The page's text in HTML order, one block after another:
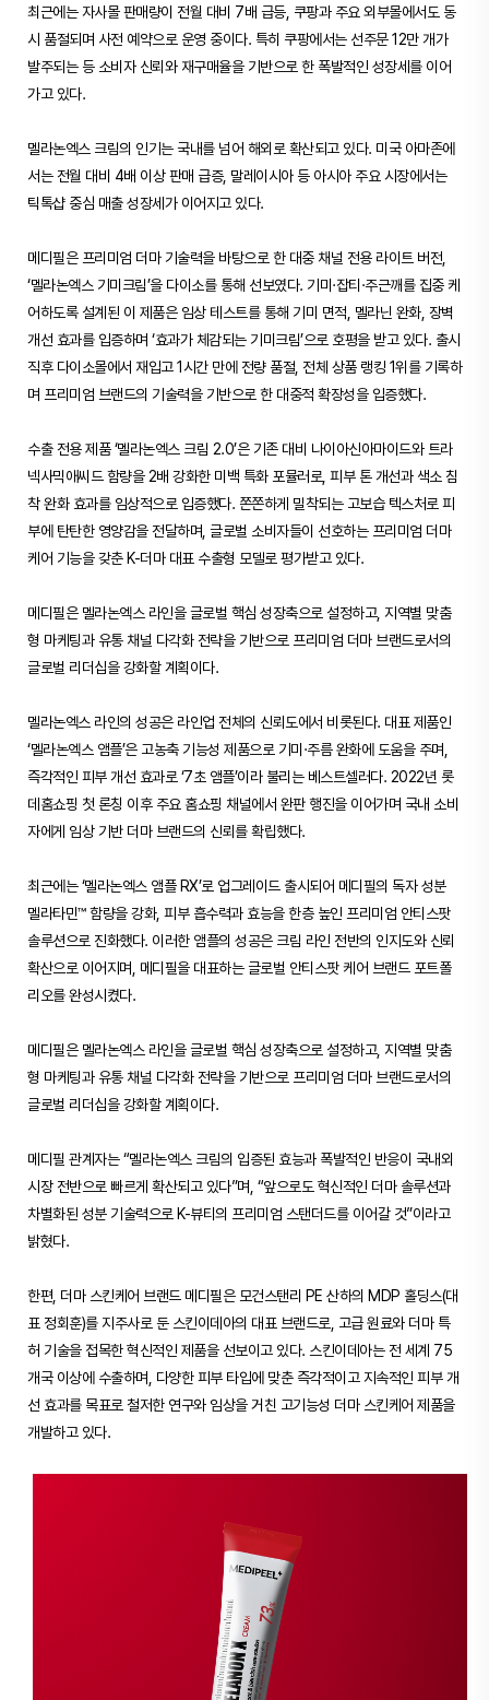
최근에는 자사몰 판매량이 전월 대비 7배 급등, 쿠팡과 주요 외부몰에서도 동
시 품절되며 사전 예약으로 운영 중이다. 특히 쿠팡에서는 선주문 12만 개가
발주되는 등 소비자 신뢰와 재구매율을 기반으로 한 폭발적인 성장세를 이어
가고 있다.
멜라논엑스 크림의 인기는 국내를 넘어 해외로 확산되고 있다. 미국 아마존에
서는 전월 대비 4배 이상 판매 급증, 말레이시아 등 아시아 주요 시장에서는
틱톡샵 중심 매출 성장세가 이어지고 있다.
메디필은 프리미엄 더마 기술력을 바탕으로 한 대중 채널 전용 라이트 버전,
‘멜라논엑스 기미크림’을 다이소를 통해 선보였다. 기미·잡티·주근깨를 집중 케
어하도록 설계된 이 제품은 임상 테스트를 통해 기미 면적, 멜라닌 완화, 장벽
개선 효과를 입증하며 ‘효과가 체감되는 기미크림’으로 호평을 받고 있다. 출시
직후 다이소몰에서 재입고 1시간 만에 전량 품절, 전체 상품 랭킹 1위를 기록하
며 프리미엄 브랜드의 기술력을 기반으로 한 대중적 확장성을 입증했다.
수출 전용 제품 ‘멜라논엑스 크림 2.0’은 기존 대비 나이아신아마이드와 트라
넥사믹애씨드 함량을 2배 강화한 미백 특화 포뮬러로, 피부 톤 개선과 색소 침
착 완화 효과를 임상적으로 입증했다. 쫀쫀하게 밀착되는 고보습 텍스처로 피
부에 탄탄한 영양감을 전달하며, 글로벌 소비자들이 선호하는 프리미엄 더마
케어 기능을 갖춘 K-더마 대표 수출형 모델로 평가받고 있다.
메디필은 멜라논엑스 라인을 글로벌 핵심 성장축으로 설정하고, 지역별 맞춤
형 마케팅과 유통 채널 다각화 전략을 기반으로 프리미엄 더마 브랜드로서의
글로벌 리더십을 강화할 계획이다.
멜라논엑스 라인의 성공은 라인업 전체의 신뢰도에서 비롯된다. 대표 제품인
‘멜라논엑스 앰플’은 고농축 기능성 제품으로 기미·주름 완화에 도움을 주며,
즉각적인 피부 개선 효과로 ‘7초 앰플’이라 불리는 베스트셀러다. 2022년 롯
데홈쇼핑 첫 론칭 이후 주요 홈쇼핑 채널에서 완판 행진을 이어가며 국내 소비
자에게 임상 기반 더마 브랜드의 신뢰를 확립했다.
최근에는 ‘멜라논엑스 앰플 RX’로 업그레이드 출시되어 메디필의 독자 성분
멜라타민™ 함량을 강화, 피부 흡수력과 효능을 한층 높인 프리미엄 안티스팟
솔루션으로 진화했다. 이러한 앰플의 성공은 크림 라인 전반의 인지도와 신뢰
확산으로 이어지며, 메디필을 대표하는 글로벌 안티스팟 케어 브랜드 포트폴
리오를 완성시켰다.
메디필은 멜라논엑스 라인을 글로벌 핵심 성장축으로 설정하고, 지역별 맞춤
형 마케팅과 유통 채널 다각화 전략을 기반으로 프리미엄 더마 브랜드로서의
글로벌 리더십을 강화할 계획이다.
메디필 관계자는 “멜라논엑스 크림의 입증된 효능과 폭발적인 반응이 국내외
시장 전반으로 빠르게 확산되고 있다”며, “앞으로도 혁신적인 더마 솔루션과
차별화된 성분 기술력으로 K-뷰티의 프리미엄 스탠더드를 이어갈 것”이라고
밝혔다.
한편, 더마 스킨케어 브랜드 메디필은 모건스탠리 PE 산하의 MDP 홀딩스(대
표 정회훈)를 지주사로 둔 스킨이데아의 대표 브랜드로, 고급 원료와 더마 특
허 기술을 접목한 혁신적인 제품을 선보이고 있다. 스킨이데아는 전 세계 75
개국 이상에 수출하며, 다양한 피부 타입에 맞춘 즉각적이고 지속적인 피부 개
선 효과를 목표로 철저한 연구와 임상을 거친 고기능성 더마 스킨케어 제품을
개발하고 있다.